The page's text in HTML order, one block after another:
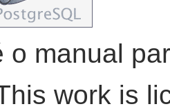
o manual
work is